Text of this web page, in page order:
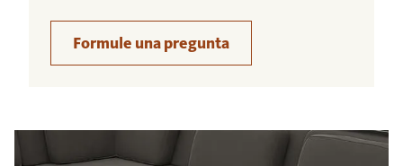
Formule una pregunta